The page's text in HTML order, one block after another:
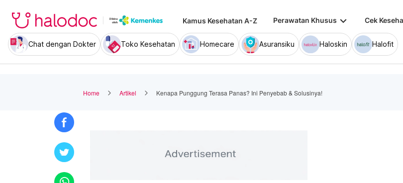
Kamus Kesehatan A-Z Perawatan Khusus keyboard_arrow_down Cek
Chat dengan Dokter Toko Kesehatan Homecare Asuransiku Haloskin Halofit
Home Artikel Kenapa Punggung Terasa Panas? Ini Penyebab & Solusinya!